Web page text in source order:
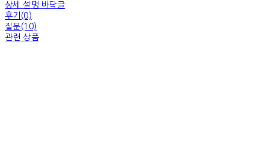
상세 설명 바닥글
후기(0)
질문(10)
관련 상품